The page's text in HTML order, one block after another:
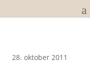
28. oktober 2011